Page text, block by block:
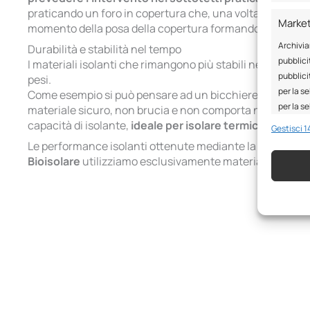
per la
per la
Gestisci
praticando un foro in copertura che, una volta ultimato
momento della posa della copertura formando uno
Durabilità e stabilità nel tempo
I materiali isolanti che rimangono più stabili nel tempo
pesi.
Come esempio si può pensare ad un bicchiere
materiale sicuro, non brucia e non comporta nessun
capacità di isolante, ideale per isolare termicamente
Le performance isolanti ottenute mediante la
Bioisolare utilizziamo esclusivamente materiale